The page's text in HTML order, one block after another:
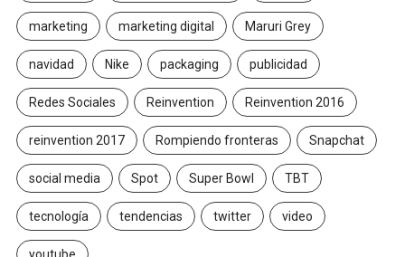
marketing marketing digital Maruri Grey
navidad Nike packaging publicidad
Redes Sociales Reinvention Reinvention 2016
reinvention 2017 Rompiendo fronteras Snapchat
social media Spot Super Bowl TBT
tecnología tendencias twitter video
youtube